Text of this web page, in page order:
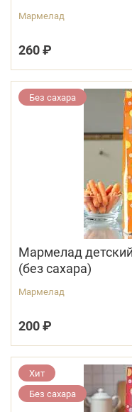
Мармелад
260 ₽
Без сахара
Мармелад
(без сахара)
Мармелад
200 ₽
Хит
Без сахара